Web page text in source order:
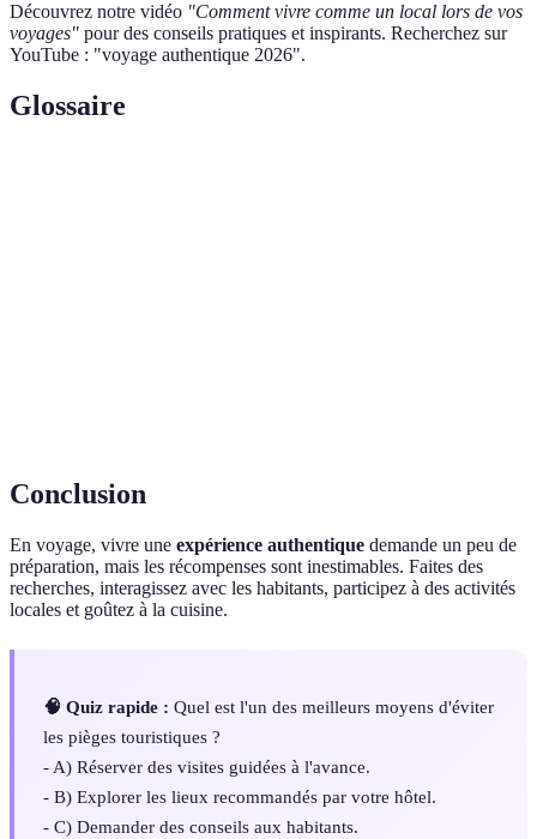
Découvrez notre vidéo "Comment vivre comme un local lors de vos
voyages" pour des conseils pratiques et inspirants. Recherchez sur
YouTube : "voyage authentique 2026".
Glossaire
Conclusion
En voyage, vivre une expérience authentique demande un peu de
préparation, mais les récompenses sont inestimables. Faites des
recherches, interagissez avec les habitants, participez à des activités
locales et goûtez à la cuisine.
🧠 Quiz rapide : Quel est l'un des meilleurs moyens d'éviter
les pièges touristiques ?
- A) Réserver des visites guidées à l'avance.
- B) Explorer les lieux recommandés par votre hôtel.
- C) Demander des conseils aux habitants.